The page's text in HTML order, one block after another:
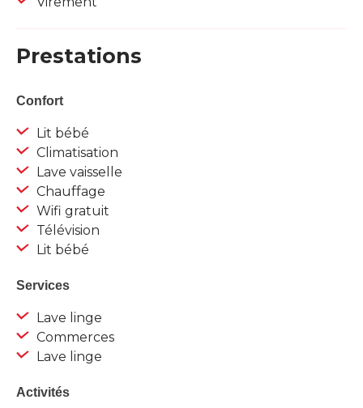
Prestations
Confort
Lit bébé
Climatisation
Lave vaisselle
Chauffage
Wifi gratuit
Télévision
Lit bébé
Services
Lave linge
Commerces
Lave linge
Activités